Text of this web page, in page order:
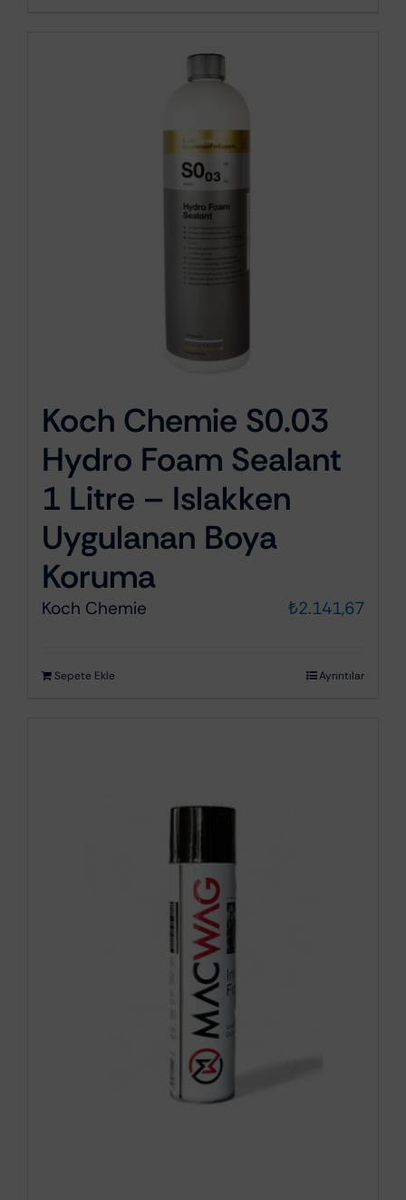
Koch Chemie S0.03
Hydro Foam Sealant
1 Litre – Islakken
Uygulanan Boya
Koruma
Koch Chemie ₺2.141,67
Sepete Ekle Ayrıntılar